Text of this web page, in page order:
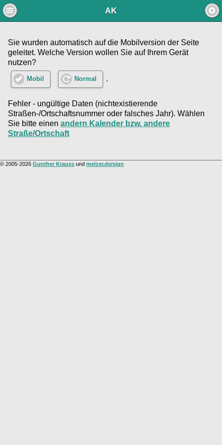
AK
Sie wurden automatisch auf die Mobilversion der Seite
geleitet. Welche Version wollen Sie auf Ihrem Gerät
nutzen?
Mobil Normal .
Fehler - ungültige Daten (nichtexistierende
Straßen-/Ortschaftsnummer oder falsches Jahr). Wählen
Sie bitte einen andern Kalender bzw. andere
Straße/Ortschaft
© 2005-2026 Gunther Krauss und melzer.de/sign